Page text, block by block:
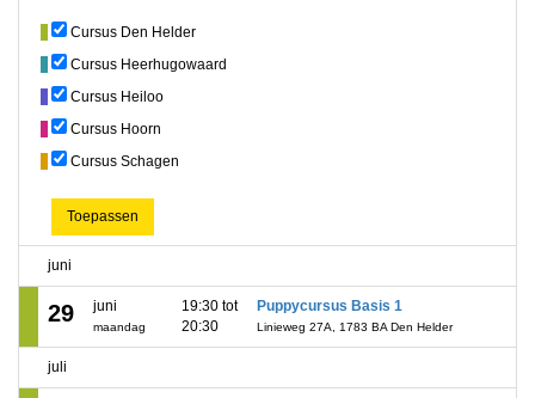
Cursus Den Helder
Cursus Heerhugowaard
Cursus Heiloo
Cursus Hoorn
Cursus Schagen
Toepassen
juni
29 juni
maandag
19:30 tot
20:30
Puppycursus Basis 1
Linieweg 27A, 1783 BA Den Helder
juli